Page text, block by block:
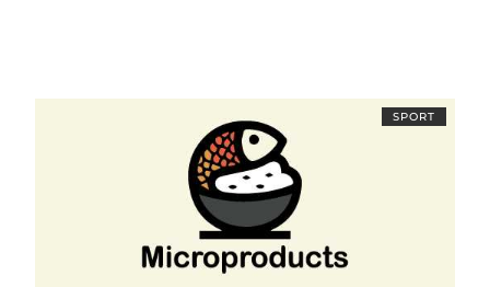
SPORT